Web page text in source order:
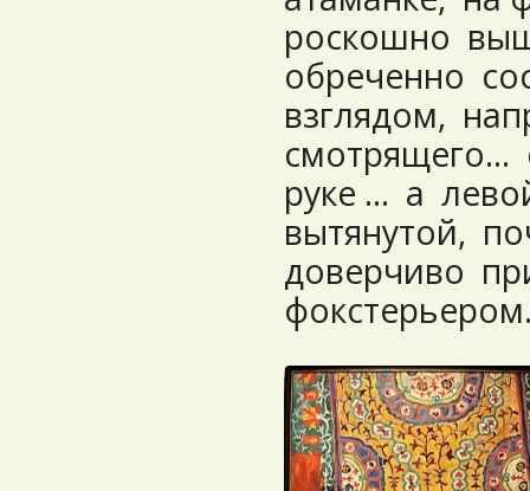
роскошно
обреченно
взглядом,
руке … а
вытянутой,
доверчиво